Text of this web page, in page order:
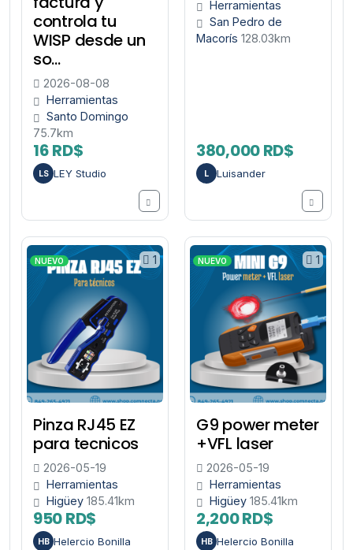
controla tu
WISP desde un
so...
2026-08-08
Herramientas
Santo Domingo
75.7km
16 RD$
LS LEY Studio
Herramientas
San Pedro de
Macorís 128.03km
380,000 RD$
L Luisander
1
NUEVO
Pinza RJ45 EZ
para tecnicos
2026-05-19
Herramientas
Higüey 185.41km
950 RD$
HB Helercio Bonilla
1
NUEVO
G9 power meter
+VFL laser
2026-05-19
Herramientas
Higüey 185.41km
2,200 RD$
HB Helercio Bonilla